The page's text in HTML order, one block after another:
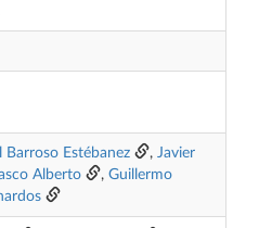
Barroso Estébanez , Javier
Alberto
, Guillermo